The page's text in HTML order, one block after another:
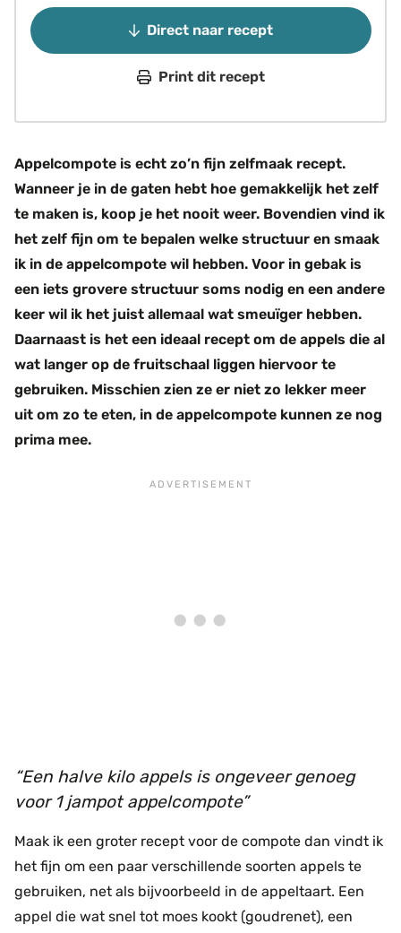
Direct naar recept
Print dit recept
Appelcompote is echt zo’n fijn zelfmaak recept.
Wanneer je in de gaten hebt hoe gemakkelijk het zelf
te maken is, koop je het nooit weer. Bovendien vind ik
het zelf fijn om te bepalen welke structuur en smaak
ik in de appelcompote wil hebben. Voor in gebak is
een iets grovere structuur soms nodig en een andere
keer wil ik het juist allemaal wat smeuïger hebben.
Daarnaast is het een ideaal recept om de appels die al
wat langer op de fruitschaal liggen hiervoor te
gebruiken. Misschien zien ze er niet zo lekker meer
uit om zo te eten, in de appelcompote kunnen ze nog
prima mee.
Een halve kilo appels is ongeveer genoeg
voor 1 jampot appelcompote
Maak ik een groter recept voor de compote dan vindt ik
het fijn om een paar verschillende soorten appels te
gebruiken, net als bijvoorbeeld in de appeltaart. Een
appel die wat snel tot moes kookt (goudrenet), een